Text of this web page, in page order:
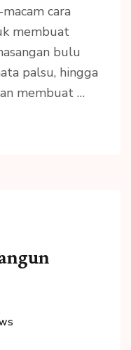
cara
membuat
bulu
palsu, hingga
membuat …